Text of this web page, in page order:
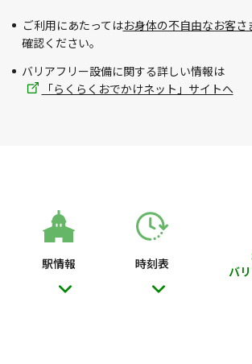
ご利用にあたってはお身体の不自由なお客さ
確認ください。
バリアフリー設備に関する詳しい情報は
「らくらくおでかけネット」サイトへ
駅情報 時刻表
バ